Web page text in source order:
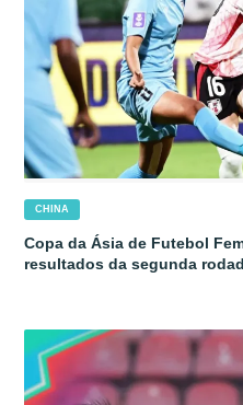
CHINA
Copa da Ásia de Futebol
resultados da segunda